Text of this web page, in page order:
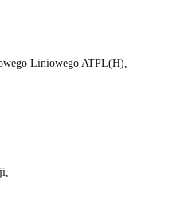
Liniowego ATPL(H),